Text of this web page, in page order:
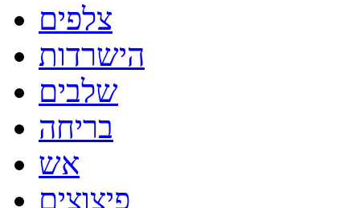
צלפים
הישרדות
שלבים
בריחה
אש
פיצוצים